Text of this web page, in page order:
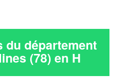
du département
(78) en H